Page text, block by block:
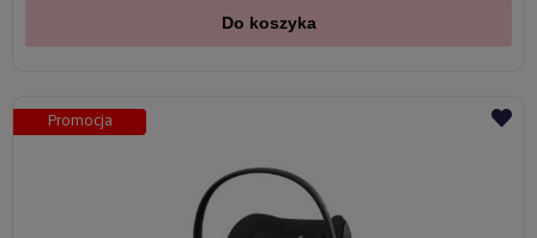
Do koszyka
Promocja